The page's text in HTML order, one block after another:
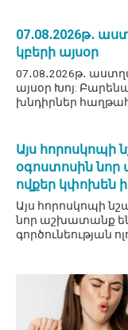
07․08․2026թ․
կբերի այսօր
07․08․2026թ․
այսօր Խոյ:
խնդիրներ
Այս հորոսկոպի
օգոստոսին նոր
ովքեր կփոխեն
Այս հորոսկոպի
նոր աշխատանք են
գործունեության